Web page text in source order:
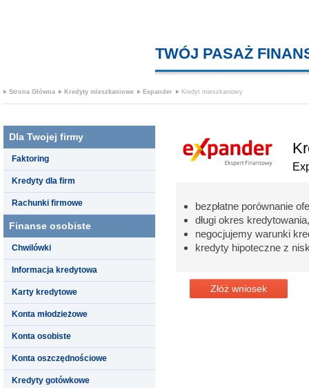
TWÓJ PASAŻ
Strona Główna Kredyty mieszkaniowe Expander Kredyt mieszkaniowy
Dla Twojej firmy
Faktoring
Kredyty dla firm
Rachunki firmowe
Finanse osobiste
Chwilówki
Informacja kredytowa
Karty kredytowe
Konta młodzieżowe
Konta osobiste
Konta oszczędnościowe
Kredyty gotówkowe
bezpłatne porównanie
długi okres
negocjujemy warunki
kredyty hipoteczne z
Złóż wniosek